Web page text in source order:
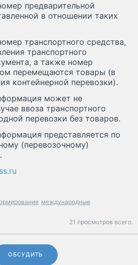
предварительной
в отношении таких
транспортного средства,
транспортного
а также номер
перемещаются товары (в
контейнерной перевозки).
может не
ввоза транспортного
перевозки без товаров.
представляется по
(перевозочному)
международные
21 просмотров всего.
ОБСУДИТЬ